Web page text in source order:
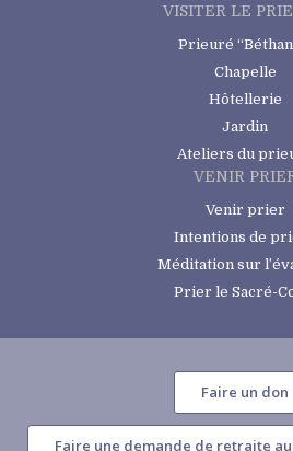
VISITER LE
Prieuré
Chapelle
Hôtellerie
Jardin
Ateliers du
VENIR
Venir prier
Intentions de
Méditation sur
Prier le Sacré-
Faire un don
Faire une demande de retraite